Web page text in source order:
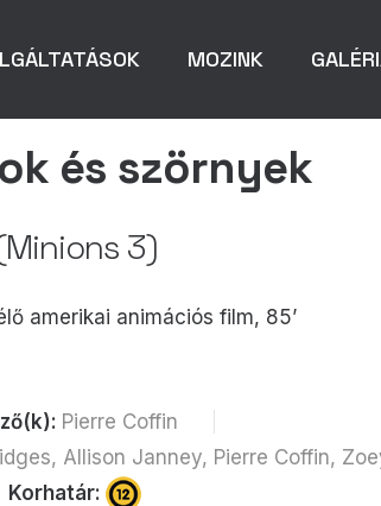
MOZINK
és szörnyek
3)
amerikai animációs film, 85’
Pierre Coffin
Allison Janney, Pierre Coffin,
Korhatár: